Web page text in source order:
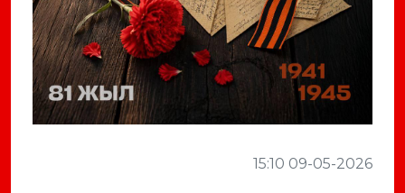
15:10 09-05-2026